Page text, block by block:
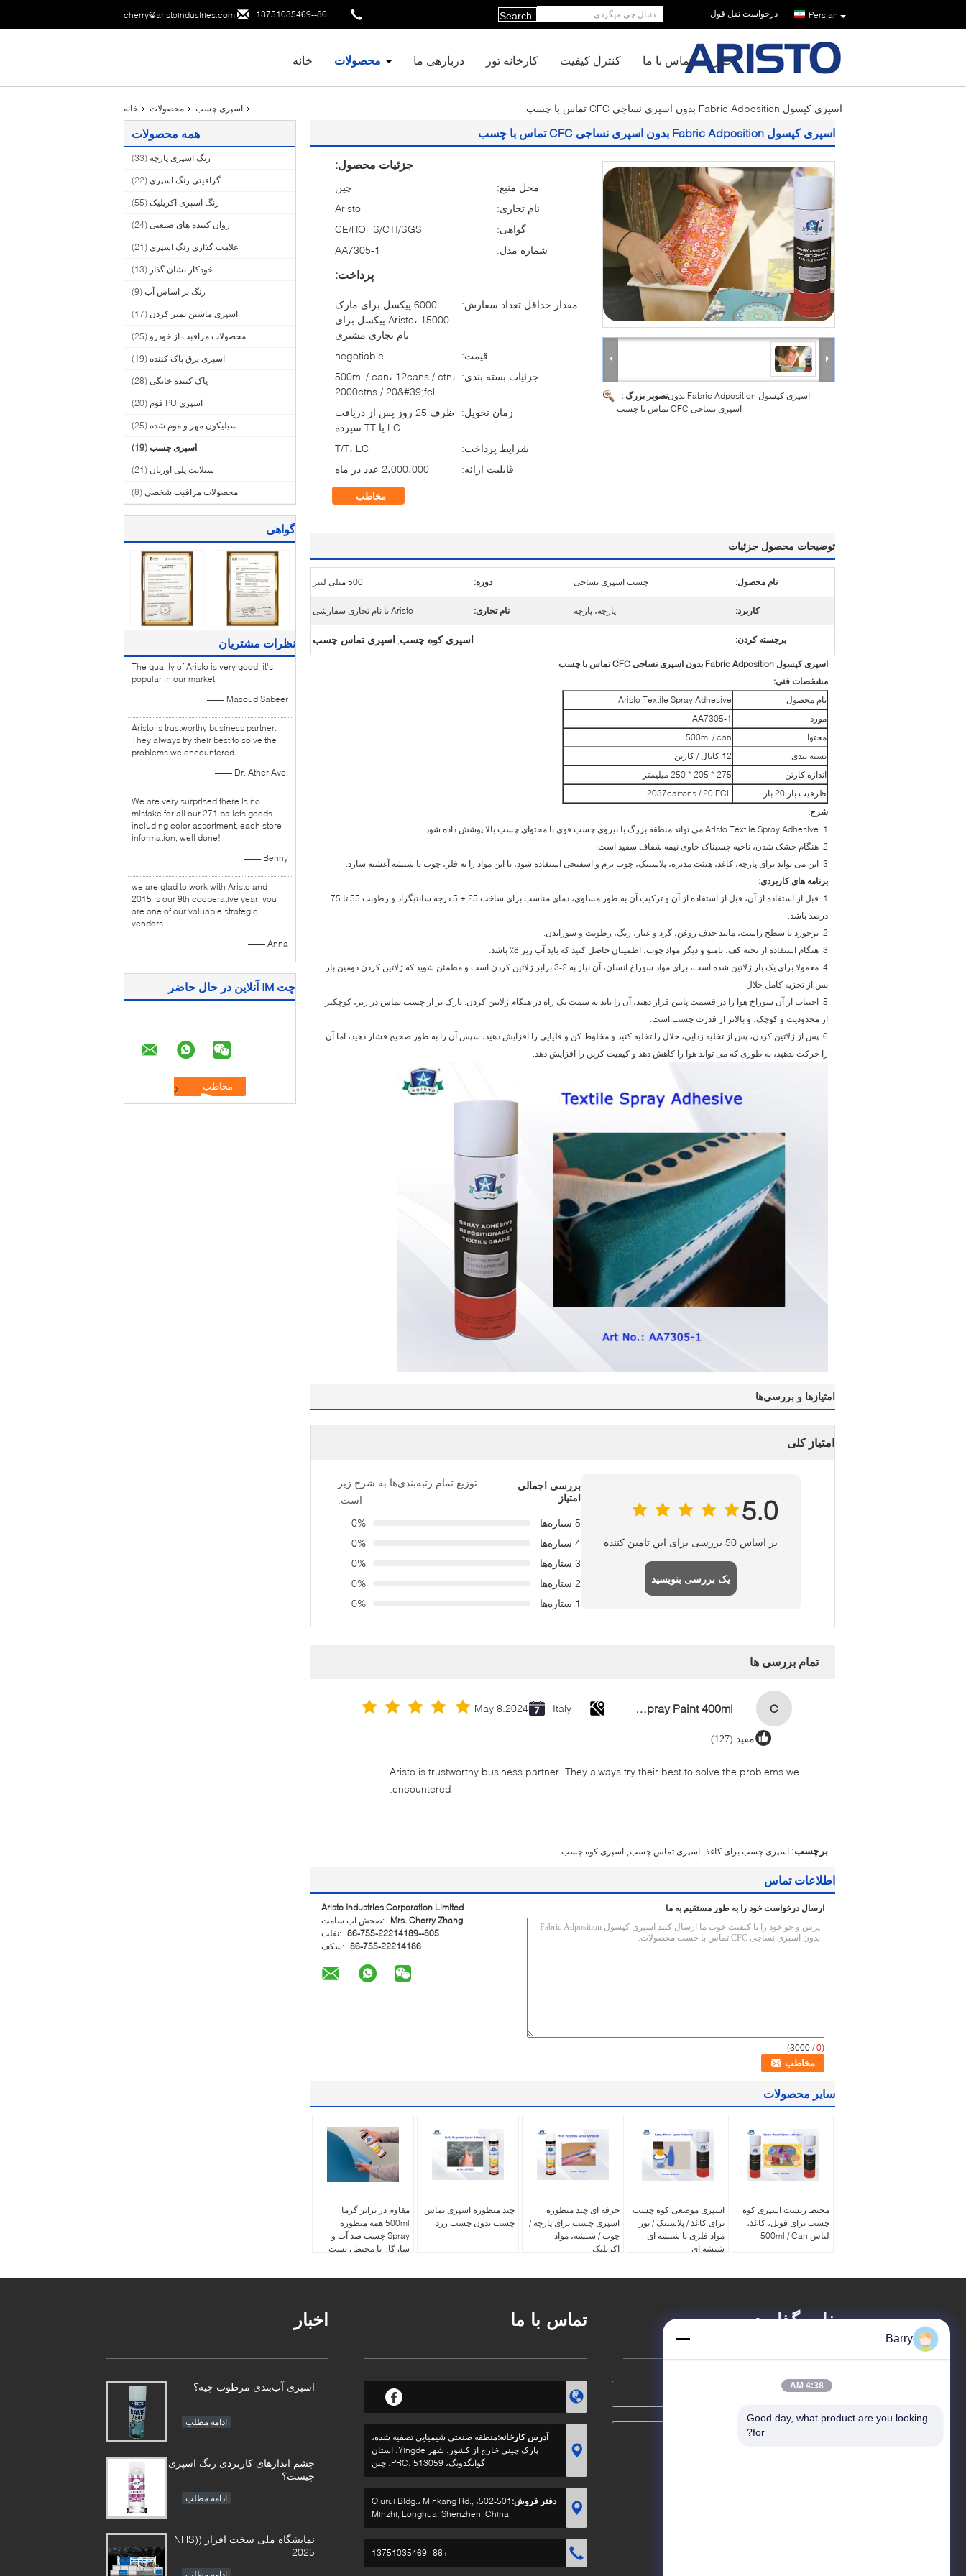
cherry@aristoindustries.com 86--13751035469 Persian درخواست نقل قول|
Search
خانه محصولات دربارهی ما کارخانه تور کنترل کیفیت تماس با ما اخبار
خانه محصولات اسپری چسب اسپری کپسول Fabric Adposition بدون اسپری نساجی CFC تماس با چسب
همه محصولات
رنگ اسپری پارچه (33)
گرافیتی رنگ اسپری (22)
رنگ اسپری اکریلیک (55)
روان کننده های صنعتی (24)
علامت گذاری رنگ اسپری (21)
خودکار نشان گذار (13)
رنگ بر اساس آب (9)
اسپری ماشین تمیز کردن (17)
محصولات مراقبت از خودرو (25)
اسپری برق پاک کننده (19)
پاک کننده خانگی (28)
اسپری PU فوم (20)
سیلیکون مهر و موم شده (25)
اسپری چسب (19)
سیلانت پلی اورتان (21)
محصولات مراقبت شخصی (8)
گواهی
نظرات مشتریان
The quality of Aristo is very good, it's
popular in our market.
—— Masoud Sabeer
Aristo is trustworthy business partner.
They always try their best to solve the
problems we encountered.
—— Dr. Ather Ave.
We are very surprised there is no
mistake for all our 271 pallets goods
including color assortment, each store
information, well done!
—— Benny
we are glad to work with Aristo and
2015 is our 9th cooperative year, you
are one of our valuable strategic
vendors.
—— Anna
چت IM آنلاین در حال حاضر
اسپری کپسول Fabric Adposition بدون اسپری نساجی CFC تماس با چسب
تصویر بزرگ :اسپری کپسول Fabric Adposition بدون
اسپری نساجی CFC تماس با چسب
جزئیات محصول:
محل منبع:
چین
نام تجاری:
Aristo
گواهی:
CE/ROHS/CTI/SGS
شماره مدل:
AA7305-1
پرداخت:
مقدار حداقل تعداد سفارش:
6000 پیکسل برای مارک
Aristo، 15000 پیکسل برای
نام تجاری مشتری
قیمت:
negotiable
جزئیات بسته بندی: 500ml / can، 12cans / ctn،
2000ctns / 20&#39;fcl
زمان تحویل:
ظرف 25 روز پس از دریافت
LC یا TT سپرده
شرایط پرداخت:
T/T، LC
قابلیت ارائه:
2،000،000 عدد در ماه
مخاطب
توضیحات محصول جزئیات
نام محصول: چسب اسپری نساجی دوره: 500 میلی لیتر
کاربرد: پارچه، پارچه نام تجاری: Aristo یا نام تجاری سفارشی
برجسته کردن: اسپری کوه چسب, اسپری تماس چسب
اسپری کپسول Fabric Adposition بدون اسپری نساجی CFC تماس با چسب
مشخصات فنی:
نام محصول
Aristo Textile Spray Adhesive
مورد
AA7305-1
محتوا
500ml / can
بسته بندی
12 كانال / كارتن
اندازه کارتن
275 * 205 * 250 میلیمتر
ظرفیت بار 20 بار
2037cartons / 20'FCL
شرح:
1. Aristo Textile Spray Adhesive می تواند منطقه بزرگ با نیروی چسب قوی با محتوای چسب بالا پوشش داده شود.
2. هنگام خشک شدن، ناحیه چسبناک حاوی نیمه شفاف سفید است.
3. این می تواند برای پارچه، کاغذ، هیئت مدیره، پلاستیک، چوب نرم و اسفنجی استفاده شود، یا این مواد را به فلز، چوب یا شیشه آغشته سازد.
برنامه های کاربردی:
1. قبل از استفاده از آن، قبل از استفاده از آن و ترکیب آن به طور مساوی، دمای مناسب برای ساخت 25 ± 5 درجه سانتیگراد و رطوبت 55 تا 75
درصد باشد.
2. برخورد با سطح راست، مانند حذف روغن، گرد و غبار، زنگ، رطوبت و سوزاندن.
3. هنگام استفاده از تخته کف، بامبو و دیگر مواد چوب، اطمینان حاصل کنید که باید آب زیر 8٪ باشد.
4. معمولا برای یک بار ژلاتین شده است، برای مواد سوراخ انسان، آن نیاز به 2-3 برابر ژلاتین کردن است و مطمئن شوید که ژلاتین کردن دومین بار
پس از تجزیه کامل حلال
5. اجتناب از آن سوراخ هوا را در قسمت پایین قرار دهید، آن را باید به سمت یک راه در هنگام ژلاتین کردن. نازک تر از چسب تماس در زیر، کوچکتر
از محدودیت و کوچک، و بالاتر از قدرت چسب است.
6. پس از ژلاتین کردن، پس از تخلیه زدایی، حلال را تخلیه کنید و مخلوط کن و قلیایی را افزایش دهید، سپس آن را به طور صحیح فشار دهید، اما آن
را حرکت ندهید، به طوری که می تواند هوا را کاهش دهد و کیفیت کربن را افزایش دهد.
امتیازها و بررسی‌ها
امتیاز کلی
5.0
بر اساس 50 بررسی برای این تامین کننده
یک بررسی بنویسید
بررسی اجمالی
امتیاز
توزیع تمام رتبه‌بندی‌ها به شرح زیر
است.
5 ستاره‌ها
0%
4 ستاره‌ها
0%
3 ستاره‌ها
0%
2 ستاره‌ها
0%
1 ستاره‌ها
0%
تمام بررسی ها
C
Cold Galvanizing Zinc Spray Paint 400ml
Italy
May 8.2024
مفید (127)
Aristo is trustworthy business partner. They always try their best to solve the problems we
encountered.
برچسب: اسپری چسب برای کاغذ اسپری تماس چسب اسپری کوه چسب
اطلاعات تماس
Aristo Industries Corporation Limited
تماس با شخص:
Mrs. Cherry Zhang
تلفن: 86-755-22214189--805
فکس: 86-755-22214186
ارسال درخواست خود را به طور مستقیم به ما
(
0
/ 3000)
سایر محصولات
مقاوم در برابر گرما
500ml همه منظوره
Spray چسب ضد آب و
سازگار با محیط زیست
چند منظوره اسپری تماس
چسب بدون چسب زرد
حرفه ای چند منظوره
اسپری چسب برای پارچه /
چوب / شیشه، مواد
اکریلیک
اسپری موضعی کوه چسب
برای کاغذ / پلاستیک / نور
مواد فلزی یا شیشه ای
شیشه ای
محیط زیست اسپری کوه
چسب برای فویل، کاغذ،
لباس 500ml / Can
اخبار
اسپری آب‌بندی مرطوب چیه؟
ادامه مطلب
چشم اندازهای کاربردی رنگ اسپری
چیست؟
ادامه مطلب
نمایشگاه ملی سخت افزار (NHS)
2025
تماس با ما
آدرس کارخانه:منطقه صنعتی شیمیایی تصفیه شده،
پارک چینی خارج از کشور، شهر Yingde، استان
گوانگدونگ، PRC، 513059، چین
دفتر فروش:
501-502، Qiurui Bldg.، Minkang Rd.,
Minzhi, Longhua, Shenzhen, China
+86--13751035469
پیغام بگذارید
Barry
4:38 AM
Good day, what product are you looking
for?